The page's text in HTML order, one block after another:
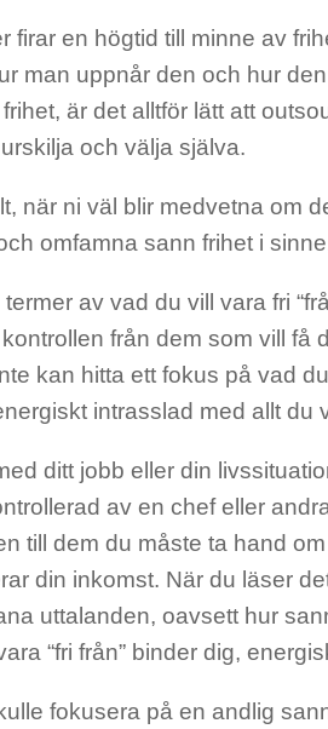
firar en högtid till minne av
man uppnår den och hur
är det alltför lätt att
och välja själva.
när ni väl blir medvetna om
omfamna sann frihet i
av vad du vill vara fri
från dem som vill få
kan hitta ett fokus på vad
intrasslad med allt du
ditt jobb eller din
av en chef eller
till dem du måste ta hand
din inkomst. När du läser
uttalanden, oavsett hur
“fri från” binder dig,
fokusera på en andlig